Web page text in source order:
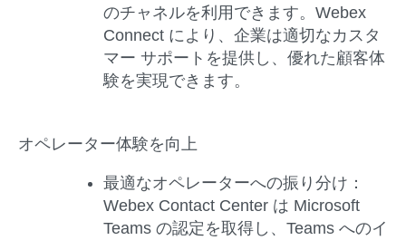
のチャネルを利用できます。Webex
Connect により、企業は適切なカスタ
マー サポートを提供し、優れた顧客体
験を実現できます。
オペレーター体験を向上
最適なオペレーターへの振り分け：
Webex Contact Center は Microsoft
Teams の認定を取得し、Teams へのイ